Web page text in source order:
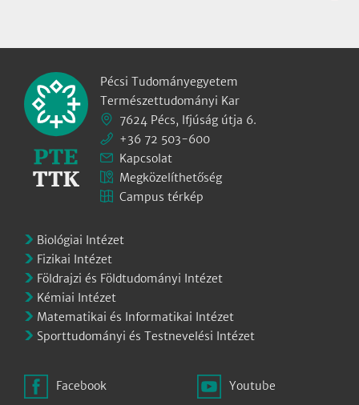
Pécsi Tudományegyetem
Természettudományi Kar
7624 Pécs, Ifjúság útja 6.
+36 72 503-600
Kapcsolat
Megközelíthetőség
Campus térkép
Biológiai Intézet
Fizikai Intézet
Földrajzi és Földtudományi Intézet
Kémiai Intézet
Matematikai és Informatikai Intézet
Sporttudományi és Testnevelési Intézet
Facebook Youtube